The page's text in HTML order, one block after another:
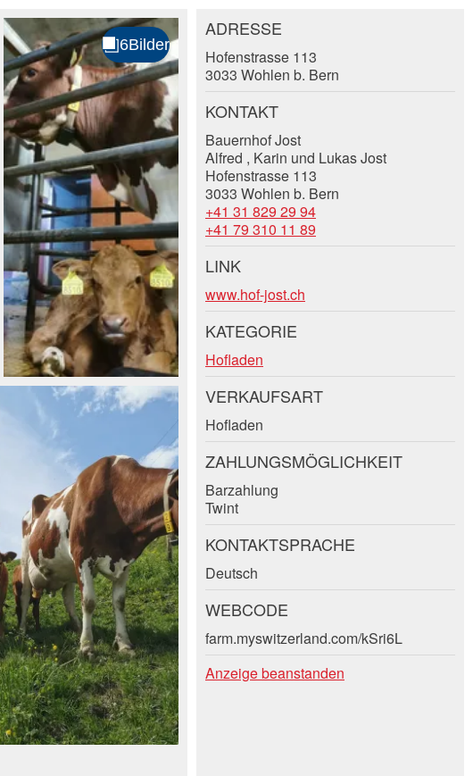
ADRESSE
Hofenstrasse 113
3033 Wohlen b. Bern
KONTAKT
Bauernhof Jost
Alfred , Karin und Lukas Jost
Hofenstrasse 113
3033 Wohlen b. Bern
+41 31 829 29 94
+41 79 310 11 89
LINK
www.hof-jost.ch
KATEGORIE
Hofladen
VERKAUFSART
Hofladen
ZAHLUNGSMÖGLICHKEIT
Barzahlung
Twint
KONTAKTSPRACHE
Deutsch
WEBCODE
farm.myswitzerland.com/kSri6L
Anzeige beanstanden